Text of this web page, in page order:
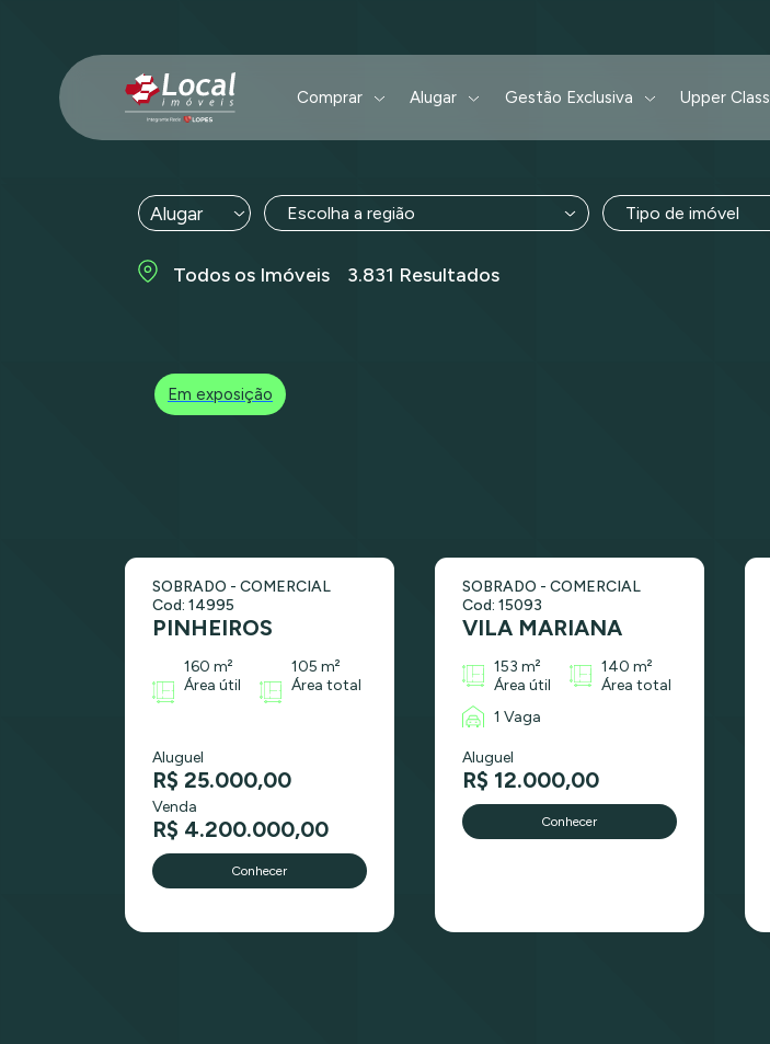
Comprar Alugar Gestão Exclusiva Upper Class
Escolha a região Tipo de imóvel
Todos os Imóveis 3.831 Resultados
Em exposição
SOBRADO - COMERCIAL
Cod: 14995
PINHEIROS
160 m²
Área útil
105 m²
Área total
Aluguel
R$ 25.000,00
Venda
R$ 4.200.000,00
Conhecer
SOBRADO - COMERCIAL
Cod: 15093
VILA MARIANA
153 m²
Área útil
140 m²
Área total
1 Vaga
Aluguel
R$ 12.000,00
Conhecer